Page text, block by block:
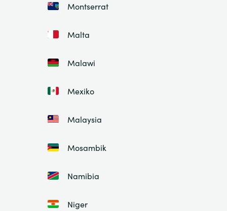
Montserrat
Malta
Malawi
Mexiko
Malaysia
Mosambik
Namibia
Niger